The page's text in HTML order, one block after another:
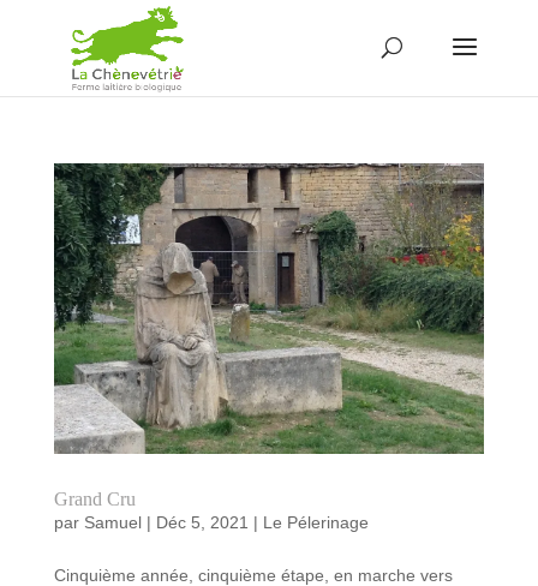
Grand Cru
par Samuel| Déc 5, 2021 | Le Pélerinage
Cinquième année, cinquième étape, en marche vers